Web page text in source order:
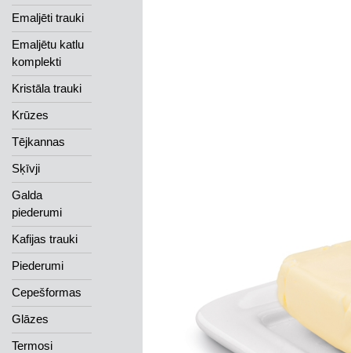
Emaljēti trauki
Emaljētu katlu
komplekti
Kristāla trauki
Krūzes
Tējkannas
Sķīvji
Galda
piederumi
Kafijas trauki
Piederumi
Cepešformas
Glāzes
Termosi